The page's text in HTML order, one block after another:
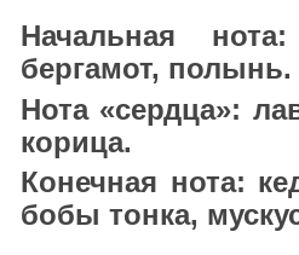
Начальная нота:
бергамот, полынь.
Нота «сердца»:
корица.
Конечная нота:
бобы тонка,